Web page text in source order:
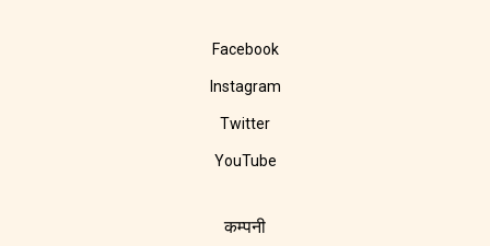
Facebook
Instagram
Twitter
YouTube
कम्पनी